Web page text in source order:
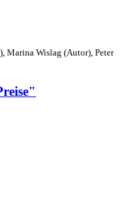
Marina Wislag (Autor), Peter